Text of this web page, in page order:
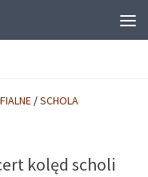
/SCHOLA
kolęd scholi